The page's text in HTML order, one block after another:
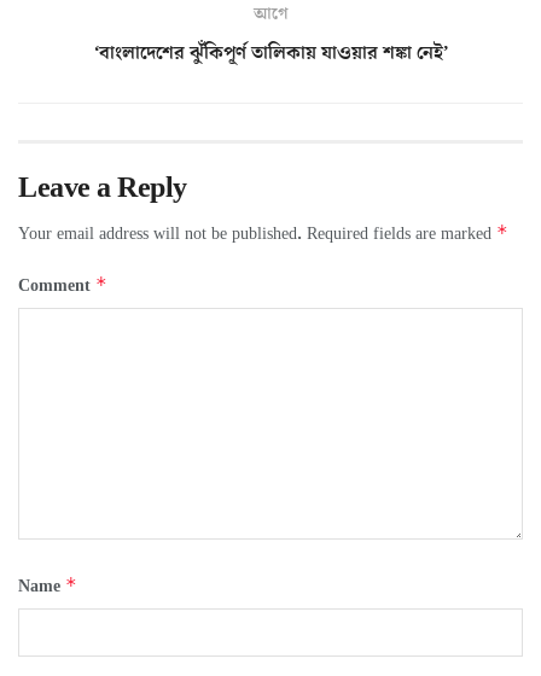
আগে
‘বাংলাদেশের ঝুঁকিপূর্ণ তালিকায় যাওয়ার শঙ্কা নেই’
Leave a Reply
Your email address will not be published. Required fields are marked *
Comment *
Name *